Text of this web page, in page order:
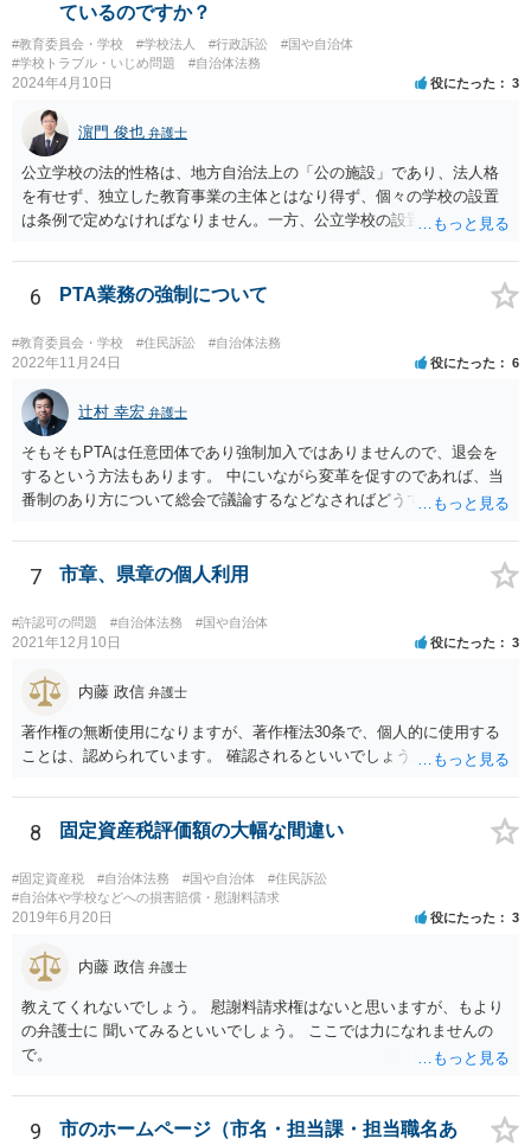
ているのですか？
#教育委員会・学校 #学校法人 #行政訴訟
#国や自治体
#学校トラブル・いじめ問題
#自治体法務
2024年4月10日 役にたった 3
濵門 俊也 弁護士
公立学校の法的性格は、地方自治法上の「公の施設」であり、法人格
を有せず、独立した教育事業の主体とはなり得ず、個々の学校の設置
は条例で定めなければなりません。一方、公立学校の設置者である地
利義務の主体となる法人格を有し、教育事業の主体となっています。
ちなみに、公立学校は教育行政組織上の取扱いとしては「教育機関」
であり、校舎・校地等は地方自治法上「行政財産」とされています。
6 PTA業務の強制について
#教育委員会・学校 #住民訴訟 #自治体法務
2022年11月24日 役にたった 6
辻村 幸宏 弁護士
そもそもPTAは任意団体であり強制加入ではありませんので、退会を
するという方法もあります。 中にいながら変革を促すのであれば、当
番制のあり方について総会で議論するなどなさればどうでしょうか。
7 市章、県章の個人利用
#許認可の問題 #自治体法務 #国や自治体
2021年12月10日 役にたった 3
内藤 政信 弁護士
著作権の無断使用になりますが、著作権法30条で、個人的に使用する
ことは、認められています。 確認されるといいでしょう。
8 固定資産税評価額の大幅な間違い
#固定資産税 #自治体法務 #国や自治体
#住民訴訟
#自治体や学校などへの損害賠償・慰謝料請求
2019年6月20日 役にたった 3
内藤 政信 弁護士
教えてくれないでしょう。 慰謝料請求権はないと思いますが、もより
の弁護士に 聞いてみるといいでしょう。 ここでは力になれませんの
で。
9
市のホームページ（市名・担当課・担当職名あ